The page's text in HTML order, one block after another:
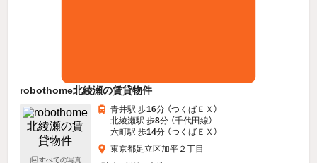
robothome北綾瀬の賃貸物件
すべての写真
青井駅 歩16分 （つくばＥＸ）
北綾瀬駅 歩8分 （千代田線）
六町駅 歩14分 （つくばＥＸ）
東京都足立区加平２丁目